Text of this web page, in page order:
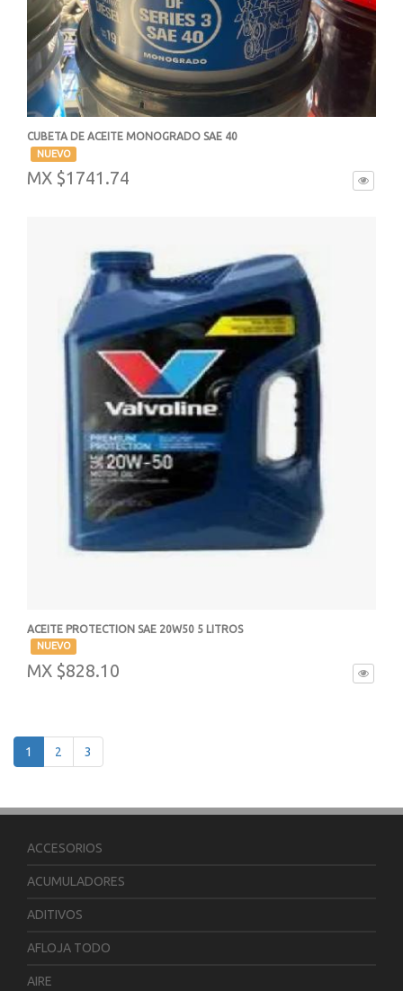
CUBETA DE ACEITE MONOGRADO SAE 40
NUEVO
MX $1741.74
ACEITE PROTECTION SAE 20W50 5 LITROS
NUEVO
MX $828.10
1 2 3
ACCESORIOS
ACUMULADORES
ADITIVOS
AFLOJA TODO
AIRE